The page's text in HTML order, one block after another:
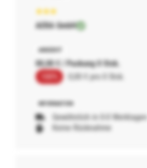
AERA GmbH
00,00 € / Packung 0 Stck.
0,00 € pro 0 Stck.
Gewöhnlich in 0-0 Werktagen
Keine Rücknahme